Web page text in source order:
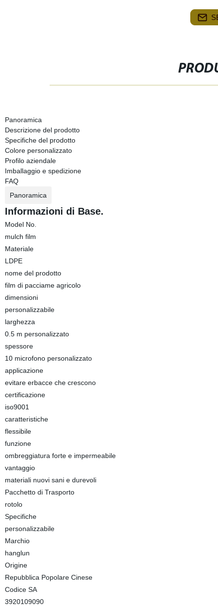
Panoramica
Descrizione del prodotto
Specifiche del prodotto
Colore personalizzato
Profilo aziendale
Imballaggio e spedizione
FAQ
Panoramica
Informazioni di Base.
Model No.
mulch film
Materiale
LDPE
nome del prodotto
film di pacciame agricolo
dimensioni
personalizzabile
larghezza
0.5 m personalizzato
spessore
10 microfono personalizzato
applicazione
evitare erbacce che crescono
certificazione
iso9001
caratteristiche
flessibile
funzione
ombreggiatura forte e impermeabile
vantaggio
materiali nuovi sani e durevoli
Pacchetto di Trasporto
rotolo
Specifiche
personalizzabile
Marchio
hanglun
Origine
Repubblica Popolare Cinese
Codice SA
3920109090